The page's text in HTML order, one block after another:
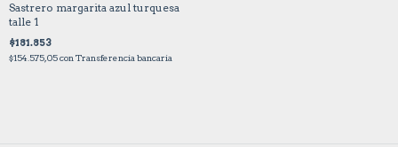
Sastrero margarita azul turquesa
talle 1
$181.853
$154.575,05con Transferencia bancaria